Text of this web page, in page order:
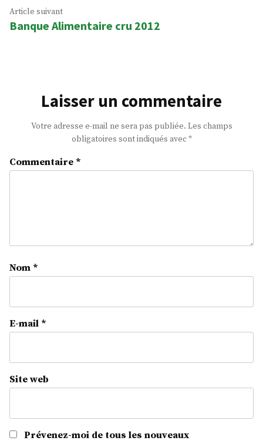
Article suivantArticle
suivant
Banque Alimentaire cru 2012
Laisser un commentaire
Votre adresse e-mail ne sera pas publiée. Les champs
obligatoires sont indiqués avec*
Commentaire *
Nom *
E-mail *
Site web
Prévenez-moi de tous les nouveaux